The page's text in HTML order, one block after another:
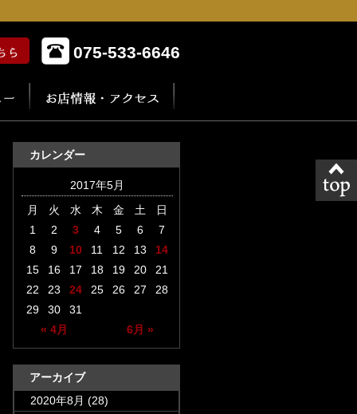
075-533-6646
カレンダー
2017年5月
月
火 水 木 金 土 日
« 4月 6月 »
1 2 3 4 5 6
7
8
9 10 11 12 13
14
15
16 17 18 19 20
21
22
23 24 25 26 27
28
29
30 31
アーカイブ
2020年8月 (28)